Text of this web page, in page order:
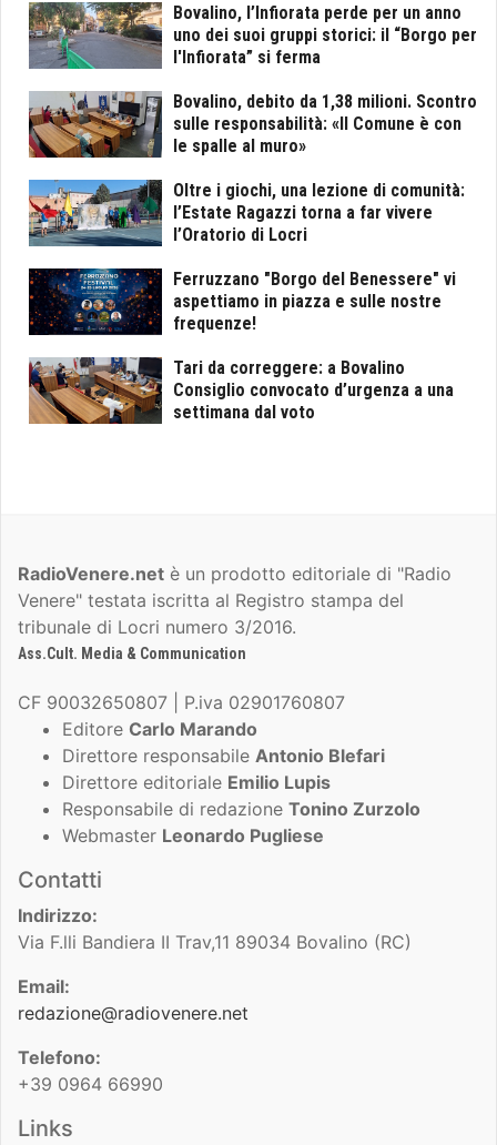
Bovalino, l’Infiorata perde per un anno
uno dei suoi gruppi storici: il “Borgo per
l'Infiorata” si ferma
Bovalino, debito da 1,38 milioni. Scontro
sulle responsabilità: «Il Comune è con
le spalle al muro»
Oltre i giochi, una lezione di comunità:
l’Estate Ragazzi torna a far vivere
l’Oratorio di Locri
Ferruzzano "Borgo del Benessere" vi
aspettiamo in piazza e sulle nostre
frequenze!
Tari da correggere: a Bovalino
Consiglio convocato d’urgenza a una
settimana dal voto
RadioVenere.net è un prodotto editoriale di "Radio
Venere" testata iscritta al Registro stampa del
tribunale di Locri numero 3/2016.
Ass.Cult. Media & Communication
CF 90032650807 | P.iva 02901760807
Editore Carlo Marando
Direttore responsabile Antonio Blefari
Direttore editoriale Emilio Lupis
Responsabile di redazione Tonino Zurzolo
Webmaster Leonardo Pugliese
Contatti
Indirizzo:
Via F.lli Bandiera II Trav,11 89034 Bovalino (RC)
Email:
redazione@radiovenere.net
Telefono:
+39 0964 66990
Links